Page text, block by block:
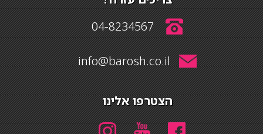
04-8234567
info@barosh.co.il
הצטרפו אלינו